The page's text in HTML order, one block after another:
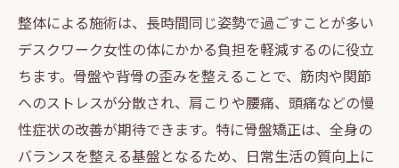
整体による施術は、長時間同じ姿勢で過ごすことが多い
デスクワーク女性の体にかかる負担を軽減するのに役立
ちます。骨盤や背骨の歪みを整えることで、筋肉や関節
へのストレスが分散され、肩こりや腰痛、頭痛などの慢
性症状の改善が期待できます。特に骨盤矯正は、全身の
バランスを整える基盤となるため、日常生活の質向上に